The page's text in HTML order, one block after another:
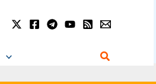
Buscar